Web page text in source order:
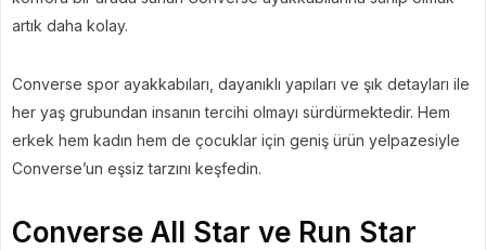
artık daha kolay.
Converse spor ayakkabıları, dayanıklı yapıları ve şık detayları ile
her yaş grubundan insanın tercihi olmayı sürdürmektedir. Hem
erkek hem kadın hem de çocuklar için geniş ürün yelpazesiyle
Converse’un eşsiz tarzını keşfedin.
Converse All Star ve Run Star